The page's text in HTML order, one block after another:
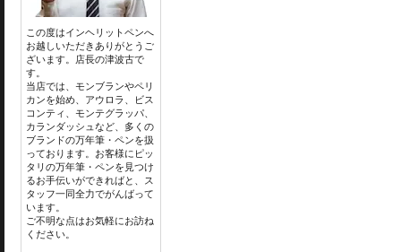
この度はインヘリットペンへ
お越しいただきありがとうご
ざいます。店長の津波古で
す。
当店では、モンブランやペリ
カンを始め、アウロラ、ビス
コンティ、モンテグラッパ、
カランダッシュなど、多くの
ブランドの万年筆・ペンを扱
っております。お客様にピッ
タリの万年筆・ペンを見つけ
るお手伝いができればと、ス
タッフ一同全力でがんばって
います。
ご不明な点はお気軽にお訪ね
ください。